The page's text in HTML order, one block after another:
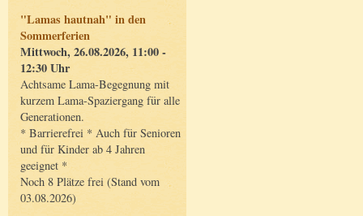
"Lamas hautnah" in den
Sommerferien
Mittwoch, 26.08.2026, 11:00 -
12:30 Uhr
Achtsame Lama-Begegnung mit
kurzem Lama-Spaziergang für alle
Generationen.
* Barrierefrei * Auch für Senioren
und für Kinder ab 4 Jahren
geeignet *
Noch 8 Plätze frei (Stand vom
03.08.2026)